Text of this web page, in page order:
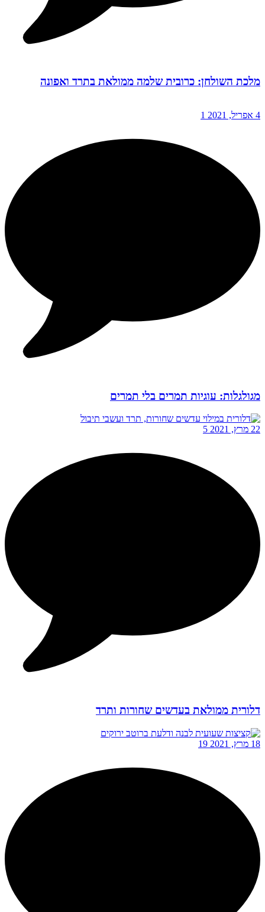
מלכת השולחן: כרובית שלמה ממולאת בתרד ואפונה
4 אפריל, 2021 1
מגולגלות: עוגיות תמרים בלי תמרים
22 מרץ, 2021 5
דלורית ממולאת בעדשים שחורות ותרד
18 מרץ, 2021 19